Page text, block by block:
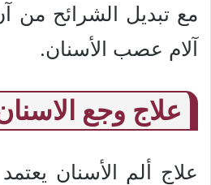
مع تبديل الشرائح من
آلام عصب الأسنان.
علاج وجع
علاج ألم الأسنان